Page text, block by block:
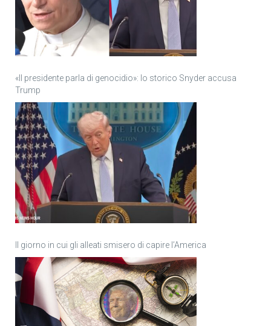
«Il presidente parla di genocidio»: lo storico Snyder accusa
Trump
Il giorno in cui gli alleati smisero di capire l’America